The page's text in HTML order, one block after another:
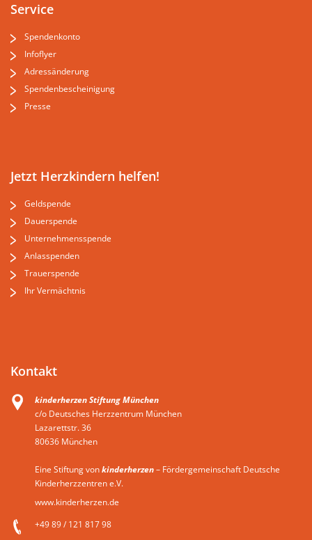
Service
Spendenkonto
Infoflyer
Adressänderung
Spendenbescheinigung
Presse
Jetzt Herzkindern helfen!
Geldspende
Dauerspende
Unternehmensspende
Anlasspenden
Trauerspende
Ihr Vermächtnis
Kontakt
kinderherzen Stiftung München
c/o Deutsches Herzzentrum München
Lazarettstr. 36
80636 München
Eine Stiftung vonkinderherzen– Fördergemeinschaft Deutsche
Kinderherzzentren e.V.
www.kinderherzen.de
+49 89 / 121 817 98